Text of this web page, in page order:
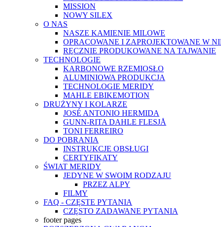
MISSION
NOWY SILEX
O NAS
NASZE KAMIENIE MILOWE
OPRACOWANE I ZAPROJEKTOWANE W
RĘCZNIE PRODUKOWANE NA TAJWANIE
TECHNOLOGIE
KARBONOWE RZEMIOSŁO
ALUMINIOWA PRODUKCJA
TECHNOLOGIE MERIDY
MAHLE EBIKEMOTION
DRUŻYNY I KOLARZE
JOSÉ ANTONIO HERMIDA
GUNN-RITA DAHLE FLESJÅ
TONI FERREIRO
DO POBRANIA
INSTRUKCJE OBSŁUGI
CERTYFIKATY
ŚWIAT MERIDY
JEDYNE W SWOIM RODZAJU
PRZEZ ALPY
FILMY
FAQ - CZĘSTE PYTANIA
CZĘSTO ZADAWANE PYTANIA
footer pages